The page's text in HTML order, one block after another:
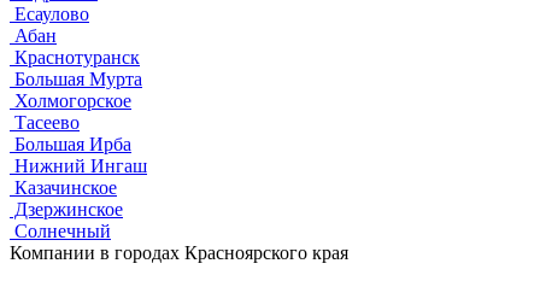
Есаулово
Абан
Краснотуранск
Большая Мурта
Холмогорское
Тасеево
Большая Ирба
Нижний Ингаш
Казачинское
Дзержинское
Солнечный
Компании в городах Красноярского края